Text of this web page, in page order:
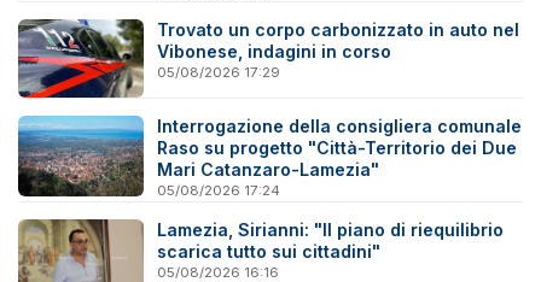
Trovato un corpo carbonizzato in auto nel
Vibonese, indagini in corso
05/08/2026 17:29
Interrogazione della consigliera comunale
Raso su progetto "Città-Territorio dei Due
Mari Catanzaro-Lamezia"
05/08/2026 17:24
Lamezia, Sirianni: "Il piano di riequilibrio
scarica tutto sui cittadini"
05/08/2026 16:16